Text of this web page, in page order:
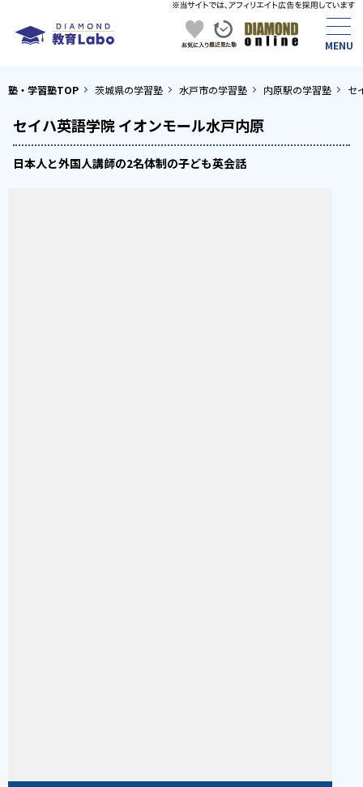
塾・学習塾TOP 茨城県の学習塾 水戸市の学習塾 内原駅の学習塾 セ
セイハ英語学院 イオンモール水戸内原
日本人と外国人講師の2名体制の子ども英会話